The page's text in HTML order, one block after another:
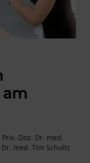
Doz. Dr. med.
med. Tim Schultz